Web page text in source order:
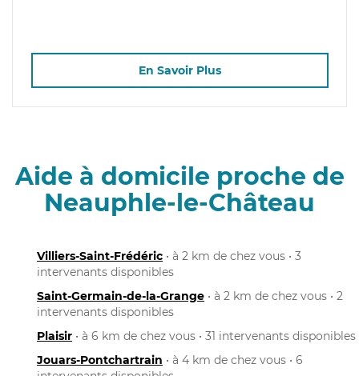
En Savoir Plus
Aide à domicile proche de
Neauphle-le-Château
Villiers-Saint-Frédéric • à 2 km de chez vous • 3
intervenants disponibles
Saint-Germain-de-la-Grange • à 2 km de chez vous • 2
intervenants disponibles
Plaisir • à 6 km de chez vous • 31 intervenants disponibles
Jouars-Pontchartrain • à 4 km de chez vous • 6